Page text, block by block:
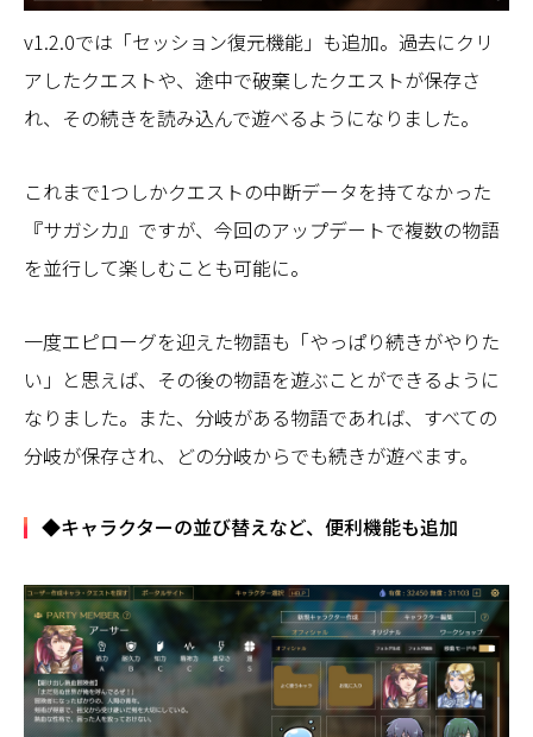
v1.2.0では「セッション復元機能」も追加。過去にクリ
アしたクエストや、途中で破棄したクエストが保存さ
れ、その続きを読み込んで遊べるようになりました。
これまで1つしかクエストの中断データを持てなかった
『サガシカ』ですが、今回のアップデートで複数の物語
を並行して楽しむことも可能に。
一度エピローグを迎えた物語も「やっぱり続きがやりた
い」と思えば、その後の物語を遊ぶことができるように
なりました。また、分岐がある物語であれば、すべての
分岐が保存され、どの分岐からでも続きが遊べます。
◆キャラクターの並び替えなど、便利機能も追加